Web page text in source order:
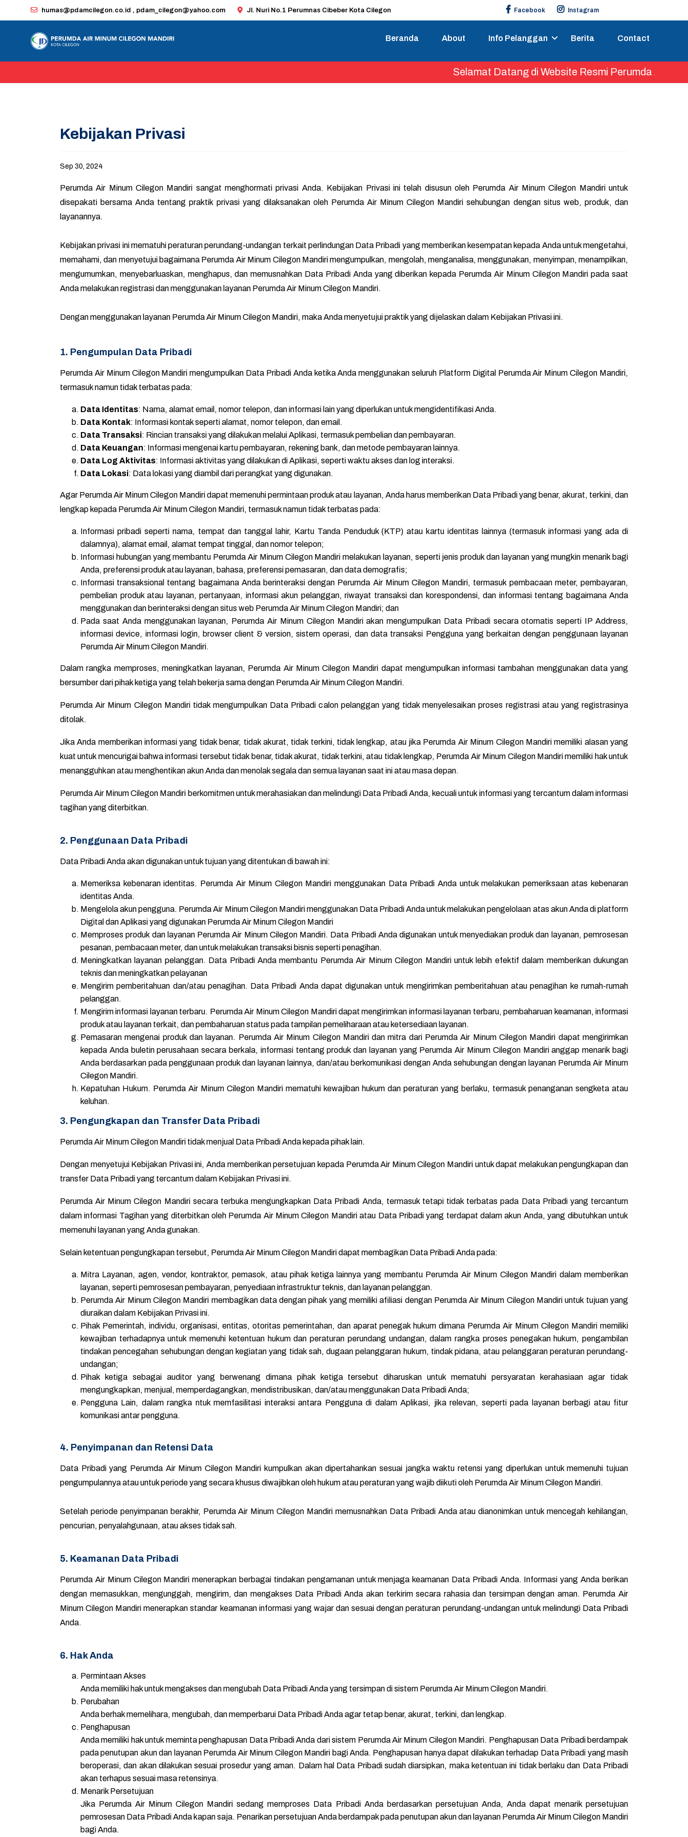
humas@pdamcilegon.co.id , pdam_cilegon@yahoo.com Jl. Nuri No.1 Perumnas Cibeber Kota Cilegon Facebook Instagram
Beranda About Info Pelanggan Berita Contact
Selamat Datang di Website Resmi Perumda Air Minum
Kebijakan Privasi
Sep 30, 2024
Perumda Air Minum Cilegon Mandiri sangat menghormati privasi Anda. Kebijakan Privasi ini telah disusun oleh Perumda Air Minum Cilegon Mandiri untuk
disepakati bersama Anda tentang praktik privasi yang dilaksanakan oleh Perumda Air Minum Cilegon Mandiri sehubungan dengan situs web, produk, dan
layanannya.
Kebijakan privasi ini mematuhi peraturan perundang-undangan terkait perlindungan Data Pribadi yang memberikan kesempatan kepada Anda untuk mengetahui,
memahami, dan menyetujui bagaimana Perumda Air Minum Cilegon Mandiri mengumpulkan, mengolah, menganalisa, menggunakan, menyimpan, menampilkan,
mengumumkan, menyebarluaskan, menghapus, dan memusnahkan Data Pribadi Anda yang diberikan kepada Perumda Air Minum Cilegon Mandiri pada saat
Anda melakukan registrasi dan menggunakan layanan Perumda Air Minum Cilegon Mandiri.
Dengan menggunakan layanan Perumda Air Minum Cilegon Mandiri, maka Anda menyetujui praktik yang dijelaskan dalam Kebijakan Privasi ini.
1. Pengumpulan Data Pribadi
Perumda Air Minum Cilegon Mandiri mengumpulkan Data Pribadi Anda ketika Anda menggunakan seluruh Platform Digital Perumda Air Minum Cilegon Mandiri,
termasuk namun tidak terbatas pada:
Data Identitas: Nama, alamat email, nomor telepon, dan informasi lain yang diperlukan untuk mengidentifikasi Anda.
Data Kontak: Informasi kontak seperti alamat, nomor telepon, dan email.
Data Transaksi: Rincian transaksi yang dilakukan melalui Aplikasi, termasuk pembelian dan pembayaran.
Data Keuangan: Informasi mengenai kartu pembayaran, rekening bank, dan metode pembayaran lainnya.
Data Log Aktivitas: Informasi aktivitas yang dilakukan di Aplikasi, seperti waktu akses dan log interaksi.
Data Lokasi: Data lokasi yang diambil dari perangkat yang digunakan.
Agar Perumda Air Minum Cilegon Mandiri dapat memenuhi permintaan produk atau layanan, Anda harus memberikan Data Pribadi yang benar, akurat, terkini, dan
lengkap kepada Perumda Air Minum Cilegon Mandiri, termasuk namun tidak terbatas pada:
Informasi pribadi seperti nama, tempat dan tanggal lahir, Kartu Tanda Penduduk (KTP) atau kartu identitas lainnya (termasuk informasi yang ada di
dalamnya), alamat email, alamat tempat tinggal, dan nomor telepon;
Informasi hubungan yang membantu Perumda Air Minum Cilegon Mandiri melakukan layanan, seperti jenis produk dan layanan yang mungkin menarik bagi
Anda, preferensi produk atau layanan, bahasa, preferensi pemasaran, dan data demografis;
Informasi transaksional tentang bagaimana Anda berinteraksi dengan Perumda Air Minum Cilegon Mandiri, termasuk pembacaan meter, pembayaran,
pembelian produk atau layanan, pertanyaan, informasi akun pelanggan, riwayat transaksi dan korespondensi, dan informasi tentang bagaimana Anda
menggunakan dan berinteraksi dengan situs web Perumda Air Minum Cilegon Mandiri; dan
Pada saat Anda menggunakan layanan, Perumda Air Minum Cilegon Mandiri akan mengumpulkan Data Pribadi secara otomatis seperti IP Address,
informasi device, informasi login, browser client & version, sistem operasi, dan data transaksi Pengguna yang berkaitan dengan penggunaan layanan
Perumda Air Minum Cilegon Mandiri.
Dalam rangka memproses, meningkatkan layanan, Perumda Air Minum Cilegon Mandiri dapat mengumpulkan informasi tambahan menggunakan data yang
bersumber dari pihak ketiga yang telah bekerja sama dengan Perumda Air Minum Cilegon Mandiri.
Perumda Air Minum Cilegon Mandiri tidak mengumpulkan Data Pribadi calon pelanggan yang tidak menyelesaikan proses registrasi atau yang registrasinya
ditolak.
Jika Anda memberikan informasi yang tidak benar, tidak akurat, tidak terkini, tidak lengkap, atau jika Perumda Air Minum Cilegon Mandiri memiliki alasan yang
kuat untuk mencurigai bahwa informasi tersebut tidak benar, tidak akurat, tidak terkini, atau tidak lengkap, Perumda Air Minum Cilegon Mandiri memiliki hak untuk
menangguhkan atau menghentikan akun Anda dan menolak segala dan semua layanan saat ini atau masa depan.
Perumda Air Minum Cilegon Mandiri berkomitmen untuk merahasiakan dan melindungi Data Pribadi Anda, kecuali untuk informasi yang tercantum dalam informasi
tagihan yang diterbitkan.
2. Penggunaan Data Pribadi
Data Pribadi Anda akan digunakan untuk tujuan yang ditentukan di bawah ini:
Memeriksa kebenaran identitas. Perumda Air Minum Cilegon Mandiri menggunakan Data Pribadi Anda untuk melakukan pemeriksaan atas kebenaran
identitas Anda.
Mengelola akun pengguna. Perumda Air Minum Cilegon Mandiri menggunakan Data Pribadi Anda untuk melakukan pengelolaan atas akun Anda di platform
Digital dan Aplikasi yang digunakan Perumda Air Minum Cilegon Mandiri
Memproses produk dan layanan Perumda Air Minum Cilegon Mandiri. Data Pribadi Anda digunakan untuk menyediakan produk dan layanan, pemrosesan
pesanan, pembacaan meter, dan untuk melakukan transaksi bisnis seperti penagihan.
Meningkatkan layanan pelanggan. Data Pribadi Anda membantu Perumda Air Minum Cilegon Mandiri untuk lebih efektif dalam memberikan dukungan
teknis dan meningkatkan pelayanan
Mengirim pemberitahuan dan/atau penagihan. Data Pribadi Anda dapat digunakan untuk mengirimkan pemberitahuan atau penagihan ke rumah-rumah
pelanggan.
Mengirim informasi layanan terbaru. Perumda Air Minum Cilegon Mandiri dapat mengirimkan informasi layanan terbaru, pembaharuan keamanan, informasi
produk atau layanan terkait, dan pembaharuan status pada tampilan pemeliharaan atau ketersediaan layanan.
Pemasaran mengenai produk dan layanan. Perumda Air Minum Cilegon Mandiri dan mitra dari Perumda Air Minum Cilegon Mandiri dapat mengirimkan
kepada Anda buletin perusahaan secara berkala, informasi tentang produk dan layanan yang Perumda Air Minum Cilegon Mandiri anggap menarik bagi
Anda berdasarkan pada penggunaan produk dan layanan lainnya, dan/atau berkomunikasi dengan Anda sehubungan dengan layanan Perumda Air Minum
Cilegon Mandiri.
Kepatuhan Hukum. Perumda Air Minum Cilegon Mandiri mematuhi kewajiban hukum dan peraturan yang berlaku, termasuk penanganan sengketa atau
keluhan.
3. Pengungkapan dan Transfer Data Pribadi
Perumda Air Minum Cilegon Mandiri tidak menjual Data Pribadi Anda kepada pihak lain.
Dengan menyetujui Kebijakan Privasi ini, Anda memberikan persetujuan kepada Perumda Air Minum Cilegon Mandiri untuk dapat melakukan pengungkapan dan
transfer Data Pribadi yang tercantum dalam Kebijakan Privasi ini.
Perumda Air Minum Cilegon Mandiri secara terbuka mengungkapkan Data Pribadi Anda, termasuk tetapi tidak terbatas pada Data Pribadi yang tercantum
dalam informasi Tagihan yang diterbitkan oleh Perumda Air Minum Cilegon Mandiri atau Data Pribadi yang terdapat dalam akun Anda, yang dibutuhkan untuk
memenuhi layanan yang Anda gunakan.
Selain ketentuan pengungkapan tersebut, Perumda Air Minum Cilegon Mandiri dapat membagikan Data Pribadi Anda pada:
Mitra Layanan, agen, vendor, kontraktor, pemasok, atau pihak ketiga lainnya yang membantu Perumda Air Minum Cilegon Mandiri dalam memberikan
layanan, seperti pemrosesan pembayaran, penyediaan infrastruktur teknis, dan layanan pelanggan.
Perumda Air Minum Cilegon Mandiri membagikan data dengan pihak yang memiliki afiliasi dengan Perumda Air Minum Cilegon Mandiri untuk tujuan yang
diuraikan dalam Kebijakan Privasi ini.
Pihak Pemerintah, individu, organisasi, entitas, otoritas pemerintahan, dan aparat penegak hukum dimana Perumda Air Minum Cilegon Mandiri memiliki
kewajiban terhadapnya untuk memenuhi ketentuan hukum dan peraturan perundang undangan, dalam rangka proses penegakan hukum, pengambilan
tindakan pencegahan sehubungan dengan kegiatan yang tidak sah, dugaan pelanggaran hukum, tindak pidana, atau pelanggaran peraturan perundang-
undangan;
Pihak ketiga sebagai auditor yang berwenang dimana pihak ketiga tersebut diharuskan untuk mematuhi persyaratan kerahasiaan agar tidak
mengungkapkan, menjual, memperdagangkan, mendistribusikan, dan/atau menggunakan Data Pribadi Anda;
Pengguna Lain, dalam rangka ntuk memfasilitasi interaksi antara Pengguna di dalam Aplikasi, jika relevan, seperti pada layanan berbagi atau fitur
komunikasi antar pengguna.
4. Penyimpanan dan Retensi Data
Data Pribadi yang Perumda Air Minum Cilegon Mandiri kumpulkan akan dipertahankan sesuai jangka waktu retensi yang diperlukan untuk memenuhi tujuan
pengumpulannya atau untuk periode yang secara khusus diwajibkan oleh hukum atau peraturan yang wajib diikuti oleh Perumda Air Minum Cilegon Mandiri.
Setelah periode penyimpanan berakhir, Perumda Air Minum Cilegon Mandiri memusnahkan Data Pribadi Anda atau dianonimkan untuk mencegah kehilangan,
pencurian, penyalahgunaan, atau akses tidak sah.
5. Keamanan Data Pribadi
Perumda Air Minum Cilegon Mandiri menerapkan berbagai tindakan pengamanan untuk menjaga keamanan Data Pribadi Anda. Informasi yang Anda berikan
dengan memasukkan, mengunggah, mengirim, dan mengakses Data Pribadi Anda akan terkirim secara rahasia dan tersimpan dengan aman. Perumda Air
Minum Cilegon Mandiri menerapkan standar keamanan informasi yang wajar dan sesuai dengan peraturan perundang-undangan untuk melindungi Data Pribadi
Anda.
6. Hak Anda
Permintaan Akses
Anda memiliki hak untuk mengakses dan mengubah Data Pribadi Anda yang tersimpan di sistem Perumda Air Minum Cilegon Mandiri.
Perubahan
Anda berhak memelihara, mengubah, dan memperbarui Data Pribadi Anda agar tetap benar, akurat, terkini, dan lengkap.
Penghapusan
Anda memiliki hak untuk meminta penghapusan Data Pribadi Anda dari sistem Perumda Air Minum Cilegon Mandiri. Penghapusan Data Pribadi berdampak
pada penutupan akun dan layanan Perumda Air Minum Cilegon Mandiri bagi Anda. Penghapusan hanya dapat dilakukan terhadap Data Pribadi yang masih
beroperasi, dan akan dilakukan sesuai prosedur yang aman. Dalam hal Data Pribadi sudah diarsipkan, maka ketentuan ini tidak berlaku dan Data Pribadi
akan terhapus sesuai masa retensinya.
Menarik Persetujuan
Jika Perumda Air Minum Cilegon Mandiri sedang memproses Data Pribadi Anda berdasarkan persetujuan Anda, Anda dapat menarik persetujuan
pemrosesan Data Pribadi Anda kapan saja. Penarikan persetujuan Anda berdampak pada penutupan akun dan layanan Perumda Air Minum Cilegon Mandiri
bagi Anda.